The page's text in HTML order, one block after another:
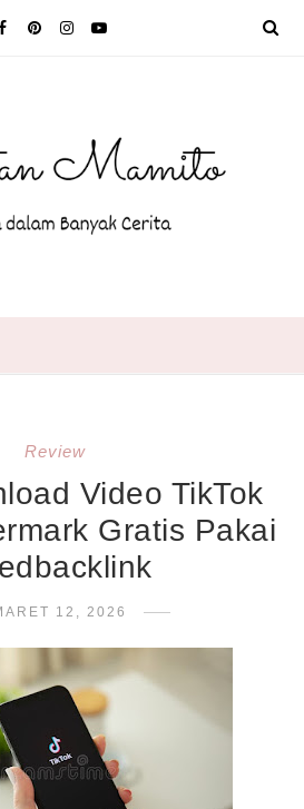
Review
Video TikTok
Gratis Pakai
12, 2026